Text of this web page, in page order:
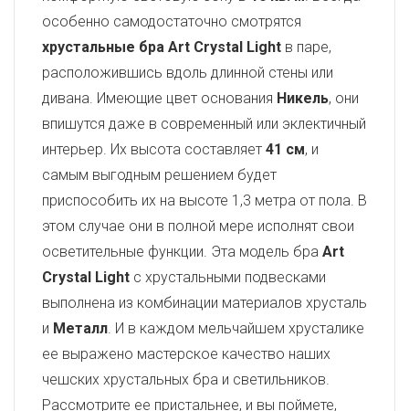
особенно самодостаточно смотрятся
хрустальные бра Art Crystal Light в паре,
расположившись вдоль длинной стены или
дивана. Имеющие цвет основания Никель, они
впишутся даже в современный или эклектичный
интерьер. Их высота составляет 41 см, и
самым выгодным решением будет
приспособить их на высоте 1,3 метра от пола. В
этом случае они в полной мере исполнят свои
осветительные функции. Эта модель бра Art
Crystal Light с хрустальными подвесками
выполнена из комбинации материалов хрусталь
и Металл. И в каждом мельчайшем хрусталике
ее выражено мастерское качество наших
чешских хрустальных бра и светильников.
Рассмотрите ее пристальнее, и вы поймете,